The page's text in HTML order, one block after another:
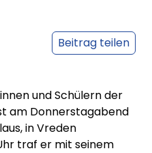
Beitrag teilen
und Schülern der
am Donnerstagabend
in Vreden
traf er mit seinem